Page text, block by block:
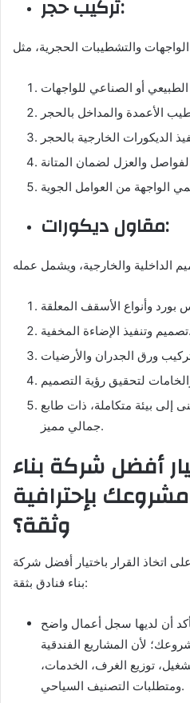
تركيب حجر:
مقاول ديكورات:
تصميم وتنفيذ الإضاءة المخفية.
إلى بيئة متكاملة، ذات طابع
جمالي مميز.
أفضل شركة بناء
بإحترافية
وثقة؟
اتخاذ القرار باختيار أفضل شركة
بناء فنادق بثقة:
أن لديها سجل أعمال واضح
لأن المشاريع الفندقية
توزيع الغرف، الخدمات،
ومتطلبات التصنيف السياحي.